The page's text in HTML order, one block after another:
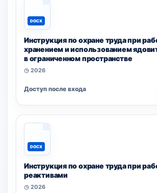
DOCX
Инструкция по охране труда при
хранением и использованием
в ограниченном пространстве
◷ 2026
Доступ после входа
DOCX
Инструкция по охране труда при
реактивами
◷ 2026